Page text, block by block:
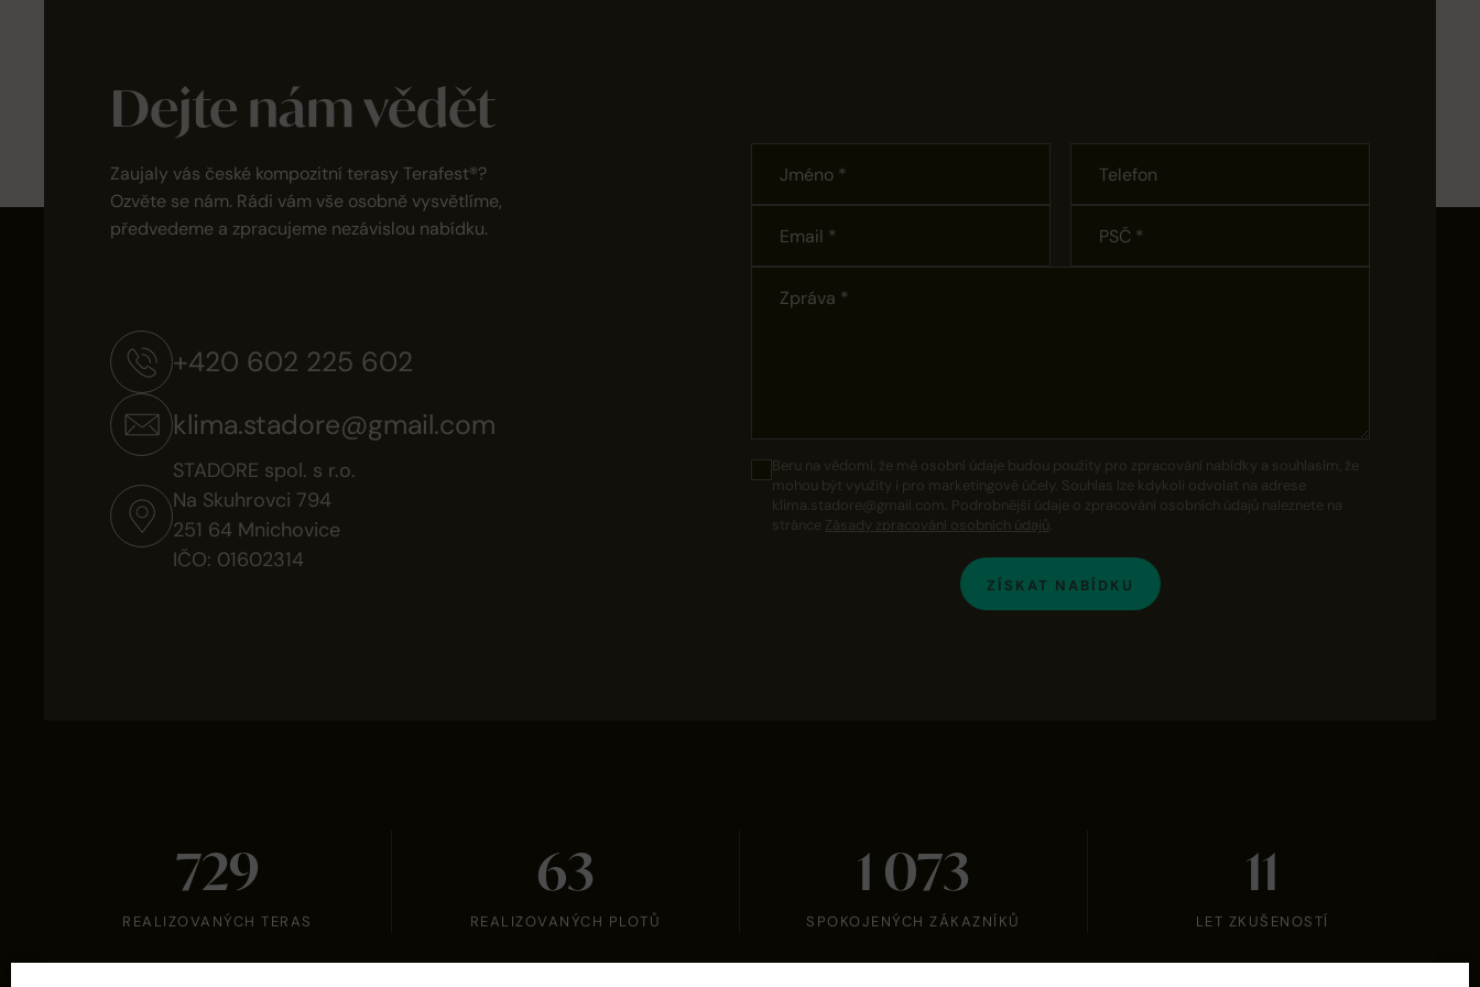
Dejte nám vědět
Zaujaly vás české kompozitní terasy Terafest®?
Ozvěte se nám. Rádi vám vše osobně vysvětlíme,
předvedeme a zpracujeme nezávislou nabídku.
+420 602 225 602
klima.stadore@gmail.com
STADORE spol. s r.o.
Na Skuhrovci 794
251 64 Mnichovice
IČO: 01602314
Beru na vědomí, že mé osobní údaje budou použity pro zpracování nabídky a souhlasím, že
mohou být využity i pro marketingové účely. Souhlas lze kdykoli odvolat na adrese
klima.stadore@gmail.com. Podrobnější údaje o zpracování osobních údajů naleznete na
stránce Zásady zpracování osobních údajů.
ZÍSKAT NABÍDKU
748
REALIZOVANÝCH TERAS
65
REALIZOVANÝCH PLOTŮ
1 101
SPOKOJENÝCH ZÁKAZNÍKŮ
12
LET ZKUŠENOSTÍ